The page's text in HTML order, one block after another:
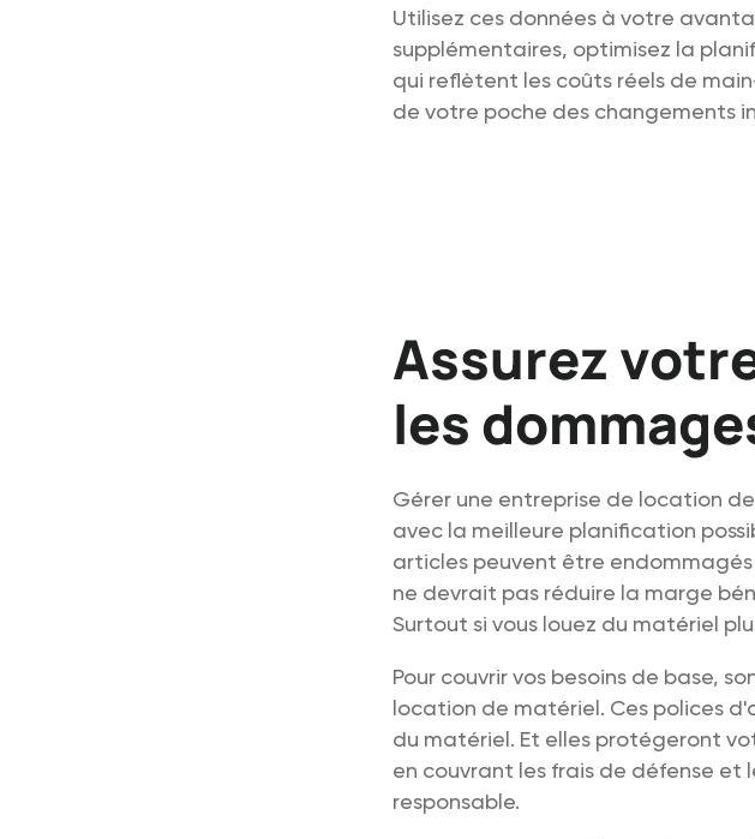
Utilisez ces données à votre
supplémentaires, optimisez la
qui reflètent les coûts réels de
de votre poche des changements
Assurez
les
Gérer une entreprise de location
avec la meilleure planification
articles peuvent être endommagés
ne devrait pas réduire la marge
Surtout si vous louez du matériel
Pour couvrir vos besoins de base,
location de matériel. Ces polices
du matériel. Et elles protégeront
en couvrant les frais de défense et
responsable.